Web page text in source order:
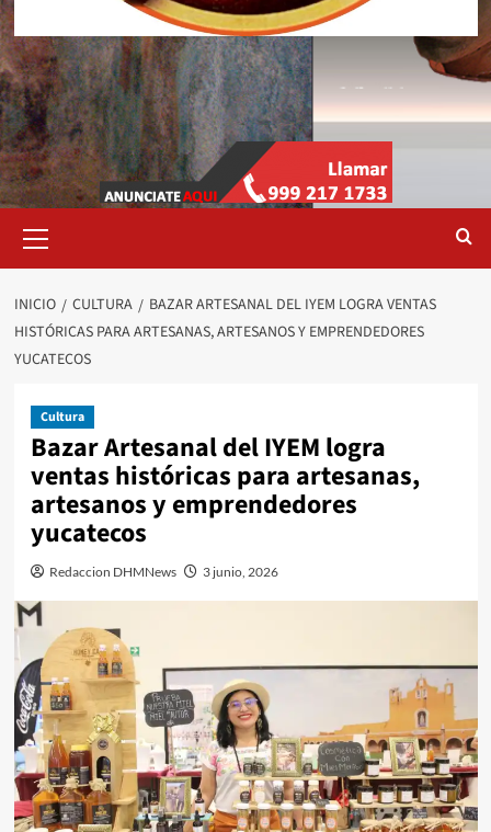
primario
INICIO CULTURA
BAZAR ARTESANAL DEL IYEM LOGRA VENTAS
HISTÓRICAS PARA ARTESANAS, ARTESANOS Y EMPRENDEDORES
YUCATECOS
Cultura
Bazar Artesanal del IYEM logra
ventas históricas para artesanas,
artesanos y emprendedores
yucatecos
Redaccion DHMNews 3 junio, 2026